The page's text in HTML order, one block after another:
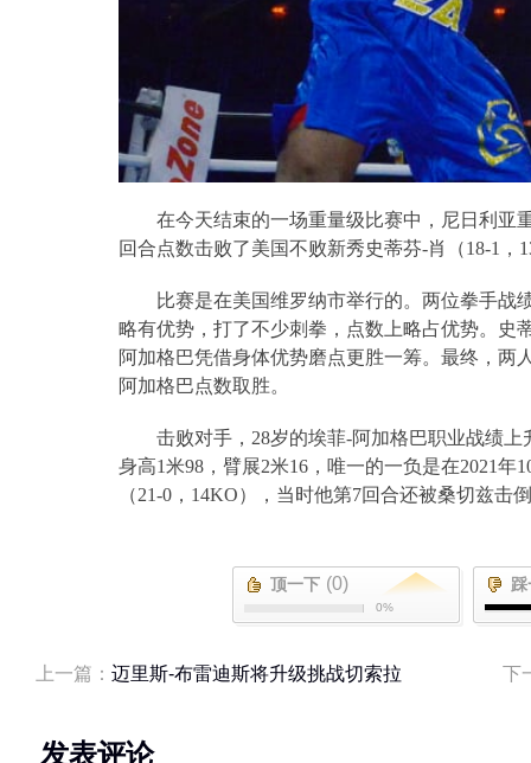
在今天结束的一场重量级比赛中，尼日利亚
回合点数击败了美国不败新秀史蒂芬-肖（18-1 ，
比赛是在美国维罗纳市举行的。两位拳手战
略有优势，打了不少刺拳，点数上略占优势。史
阿加格巴凭借身体优势磨点更胜一筹。最终，两
阿加格巴点数取胜。
击败对手， 28岁的埃菲-阿加格巴职业战绩上
身高1米98 ，臂展2米16 ，唯一的一负是在2021年
（21-0 ， 14KO），当时他第7回合还被桑切兹击
顶一下 (0)
0%
下
上一篇： 迈里斯-布雷迪斯将升级挑战切索拉
发表评论